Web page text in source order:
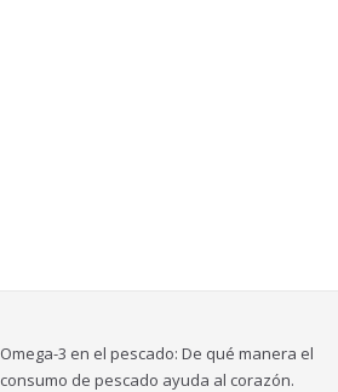
Omega-3 en el pescado: De qué manera el
consumo de pescado ayuda al corazón.